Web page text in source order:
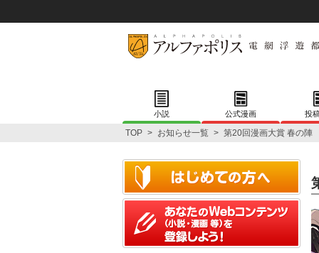
小説 公式漫画 投
TOP > お知らせ一覧 > 第20回漫画大賞 春の陣